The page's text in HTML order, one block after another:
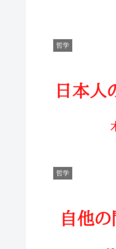
哲学
哲学